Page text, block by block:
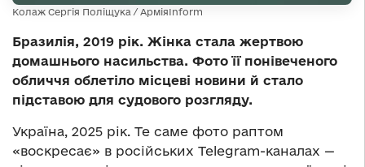
Колаж Сергія Поліщука / АрміяInform
Бразилія, 2019 рік. Жінка стала жертвою
домашнього насильства. Фото її понівеченого
обличчя облетіло місцеві новини й стало
підставою для судового розгляду.
Україна, 2025 рік. Те саме фото раптом
«воскресає» в російських Telegram-каналах —